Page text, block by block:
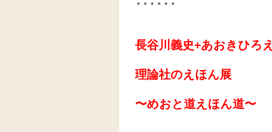
＊＊＊＊＊＊
長谷川義史+あおきひろえ
理論社のえほん展
〜めおと道えほん道〜